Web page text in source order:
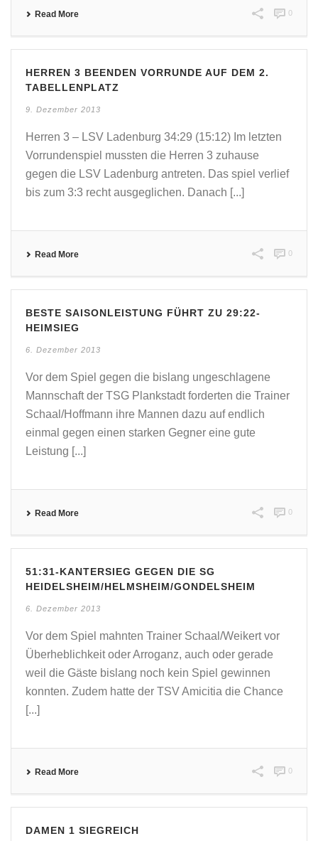
Read More 0
HERREN 3 BEENDEN VORRUNDE AUF DEM 2.
TABELLENPLATZ
9. Dezember 2013
Herren 3 – LSV Ladenburg 34:29 (15:12) Im letzten
Vorrundenspiel mussten die Herren 3 zuhause
gegen die LSV Ladenburg antreten. Das spiel verlief
bis zum 3:3 recht ausgeglichen. Danach [...]
Read More 0
BESTE SAISONLEISTUNG FÜHRT ZU 29:22-
HEIMSIEG
6. Dezember 2013
Vor dem Spiel gegen die bislang ungeschlagene
Mannschaft der TSG Plankstadt forderten die Trainer
Schaal/Hoffmann ihre Mannen dazu auf endlich
einmal gegen einen starken Gegner eine gute
Leistung [...]
Read More 0
51:31-KANTERSIEG GEGEN DIE SG
HEIDELSHEIM/HELMSHEIM/GONDELSHEIM
6. Dezember 2013
Vor dem Spiel mahnten Trainer Schaal/Weikert vor
Überheblichkeit oder Arroganz, auch oder gerade
weil die Gäste bislang noch kein Spiel gewinnen
konnten. Zudem hatte der TSV Amicitia die Chance
[...]
Read More 0
DAMEN 1 SIEGREICH